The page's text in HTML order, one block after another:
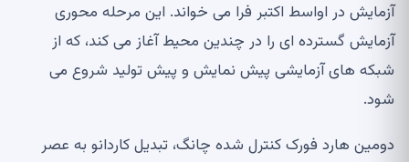
آزمایش در اواسط اکتبر فرا می خواند. این مرحله محوری
آزمایش گسترده ای را در چندین محیط آغاز می کند، که از
شبکه های آزمایشی پیش نمایش و پیش تولید شروع می
شود.
دومین هارد فورک کنترل شده چانگ، تبدیل کاردانو به عصر